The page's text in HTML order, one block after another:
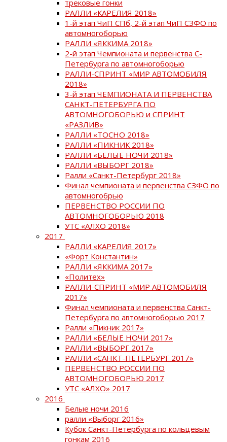
трековые гонки
РАЛЛИ «КАРЕЛИЯ 2018»
1-й этап ЧиП СПб, 2-й этап ЧиП СЗФО по
автомногоборью
РАЛЛИ «ЯККИМА 2018»
2-й этап Чемпионата и первенства С-
Петербурга по автомногоборью
РАЛЛИ-СПРИНТ «МИР АВТОМОБИЛЯ
2018»
3-й этап ЧЕМПИОНАТА И ПЕРВЕНСТВА
САНКТ-ПЕТЕРБУРГА ПО
АВТОМНОГОБОРЬЮ и СПРИНТ
«РАЗЛИВ»
РАЛЛИ «ТОСНО 2018»
РАЛЛИ «ПИКНИК 2018»
РАЛЛИ «БЕЛЫЕ НОЧИ 2018»
РАЛЛИ «ВЫБОРГ 2018»
Ралли «Санкт-Петербург 2018»
Финал чемпионата и первенства СЗФО по
автомногобрью
ПЕРВЕНСТВО РОССИИ ПО
АВТОМНОГОБОРЬЮ 2018
УТС «АЛХО 2018»
2017
РАЛЛИ «КАРЕЛИЯ 2017»
«Форт Константин»
РАЛЛИ «ЯККИМА 2017»
«Политех»
РАЛЛИ-СПРИНТ «МИР АВТОМОБИЛЯ
2017»
Финал чемпионата и первенства Санкт-
Петербурга по автомногоборью 2017
Ралли «Пикник 2017»
РАЛЛИ «БЕЛЫЕ НОЧИ 2017»
РАЛЛИ «ВЫБОРГ 2017»
РАЛЛИ «САНКТ-ПЕТЕРБУРГ 2017»
ПЕРВЕНСТВО РОССИИ ПО
АВТОМНОГОБОРЬЮ 2017
УТС «АЛХО» 2017
2016
Белые ночи 2016
ралли «Выборг 2016»
Кубок Санкт-Петербурга по кольцевым
гонкам 2016